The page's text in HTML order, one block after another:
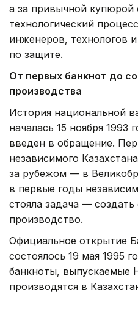
а за привычной купюрой
технологический
инженеров, технологов
по защите.
От первых банкнот до
производства
История национальной
началась 15 ноября 1993
введен в обращение.
независимого
за рубежом — в
в первые годы
стояла задача — создать
производство.
Официальное открытие
состоялось 19 мая 1995
банкноты, выпускаемые
производятся в